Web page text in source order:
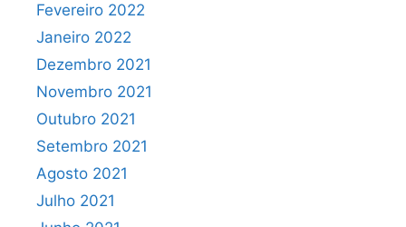
Fevereiro 2022
Janeiro 2022
Dezembro 2021
Novembro 2021
Outubro 2021
Setembro 2021
Agosto 2021
Julho 2021